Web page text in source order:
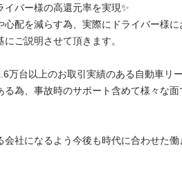
バー様の高還元率を実現✨
配を減らす為、実際にドライバー様に
ご説明させて頂きます。
万台以上のお取引実績のある自動車リ
る為、事故時のサポート含めて様々な面
会社になるよう今後も時代に合わせた働